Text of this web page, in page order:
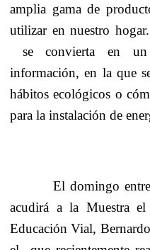
amplia gama de
utilizar en nuestro
se convierta en
información, en la que
hábitos ecológicos o
para la instalación de
El domingo
acudirá a la Muestra el
Educación Vial,